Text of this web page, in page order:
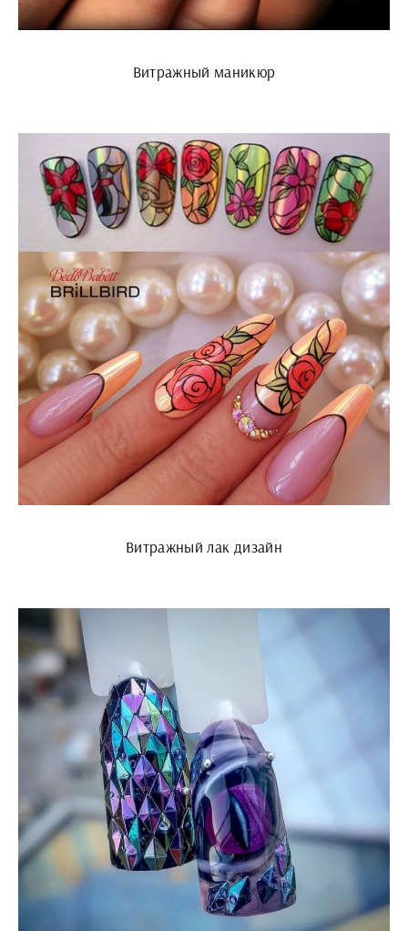
Витражный маникюр
Витражный лак дизайн